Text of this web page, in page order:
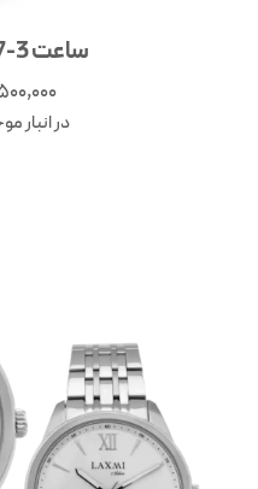
ساعت Laxmi 8527-3
در انبار